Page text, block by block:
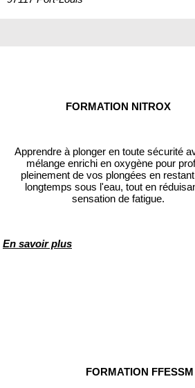
FORMATION NITROX
Apprendre à plonger en toute sécurité
mélange enrichi en oxygène pour
pleinement de vos plongées en
longtemps sous l'eau, tout en
sensation de fatigue.
En savoir plus
FORMATION FFESSM